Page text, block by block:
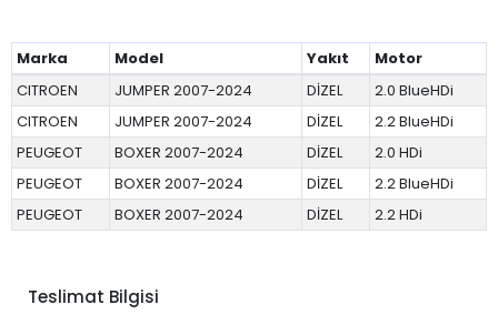
Marka Model Yakıt
Motor
CITROEN
JUMPER 2007-2024 DİZEL
2.0 BlueHDi
CITROEN
JUMPER 2007-2024 DİZEL
2.2 BlueHDi
PEUGEOT
BOXER 2007-2024 DİZEL
2.0 HDi
PEUGEOT
BOXER 2007-2024 DİZEL
2.2 BlueHDi
PEUGEOT
BOXER 2007-2024 DİZEL 2.2 HDi
Teslimat Bilgisi